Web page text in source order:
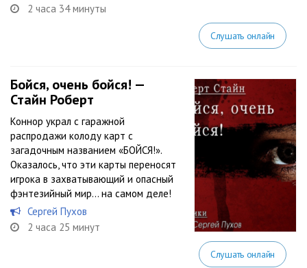
2 часа 34 минуты
Слушать онлайн
Бойся, очень бойся! —
Стайн Роберт
Коннор украл с гаражной
распродажи колоду карт с
загадочным названием «БОЙСЯ!».
Оказалось, что эти карты переносят
игрока в захватывающий и опасный
фэнтезийный мир… на самом деле!
Сергей Пухов
2 часа 25 минут
Слушать онлайн